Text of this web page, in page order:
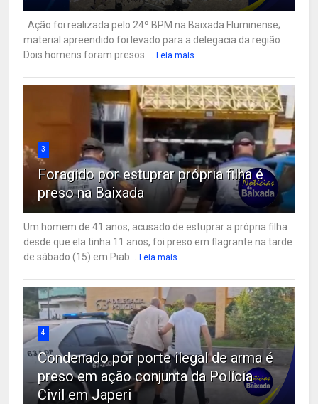
Ação foi realizada pelo 24º BPM na Baixada Fluminense;
material apreendido foi levado para a delegacia da região
Dois homens foram presos ...
Leia mais
3
Foragido por estuprar própria filha é
preso na Baixada
Um homem de 41 anos, acusado de estuprar a própria filha
desde que ela tinha 11 anos, foi preso em flagrante na tarde
de sábado (15) em Piab...
Leia mais
4
Condenado por porte ilegal de arma é
preso em ação conjunta da Polícia
Civil em Japeri